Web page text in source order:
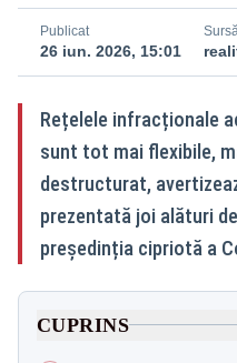
Publicat
26 iun. 2026, 15:01
Sursă
Rețelele infracționale
sunt tot mai flexibile,
destructurat,
prezentată joi alături
președinția cipriotă a
CUPRINS